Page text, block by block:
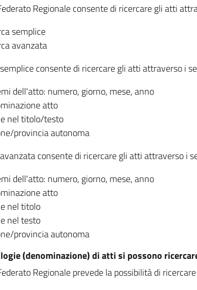
Regionale consente di ricercare gli atti
semplice
avanzata
consente di ricercare gli atti attraverso i
dell'atto: numero, giorno, mese, anno
atto
nel titolo/testo
provincia autonoma
consente di ricercare gli atti attraverso i
dell'atto: numero, giorno, mese, anno
atto
nel titolo
nel testo
provincia autonoma
(denominazione) di atti si possono
Regionale prevede la possibilità di